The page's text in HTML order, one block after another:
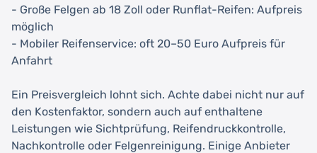
- Große Felgen ab 18 Zoll oder Runflat-Reifen: Aufpreis
möglich
- Mobiler Reifenservice: oft 20–50 Euro Aufpreis für
Anfahrt
Ein Preisvergleich lohnt sich. Achte dabei nicht nur auf
den Kostenfaktor, sondern auch auf enthaltene
Leistungen wie Sichtprüfung, Reifendruckkontrolle,
Nachkontrolle oder Felgenreinigung. Einige Anbieter